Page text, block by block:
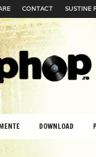
CONTACT SUSTINE
DOWNLOAD